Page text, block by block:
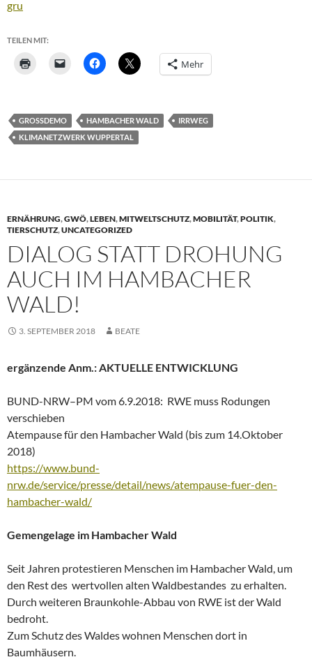
gru
TEILEN MIT:
Mehr
GROSSDEMO HAMBACHER WALD
IRRWEG
KLIMANETZWERK WUPPERTAL
ERNÄHRUNG,GWÖ,LEBEN,MITWELTSCHUTZ,MOBILITÄT,POLITIK,
TIERSCHUTZ,UNCATEGORIZED
DIALOG STATT DROHUNG
AUCH IM HAMBACHER
WALD!
3. SEPTEMBER 2018 BEATE
ergänzende Anm.: AKTUELLE ENTWICKLUNG
BUND-NRW–PM vom 6.9.2018: RWE muss Rodungen
verschieben
Atempause für den Hambacher Wald (bis zum 14.Oktober
2018)
https://www.bund-
nrw.de/service/presse/detail/news/atempause-fuer-den-
hambacher-wald/
Gemengelage im Hambacher Wald
Seit Jahren protestieren Menschen im Hambacher Wald, um
den Rest des wertvollen alten Waldbestandes zu erhalten.
Durch weiteren Braunkohle-Abbau von RWE ist der Wald
bedroht.
Zum Schutz des Waldes wohnen Menschen dort in
Baumhäusern.